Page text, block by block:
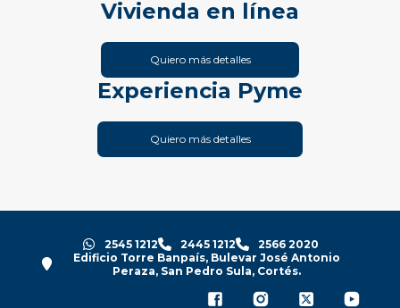
Vivienda en línea
Quiero más detalles
Experiencia Pyme
Quiero más detalles
2545 1212 2445 1212
2566 2020
Edificio Torre Banpaís, Bulevar José Antonio
Peraza, San Pedro Sula, Cortés.